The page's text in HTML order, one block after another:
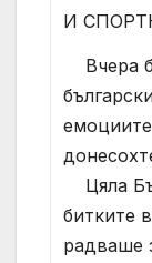
И
Вчера
Цяла
битките
радваше